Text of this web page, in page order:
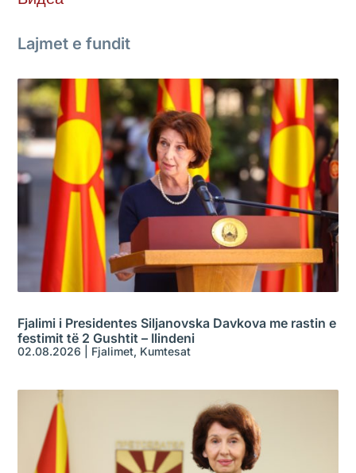
Lajmet e fundit
Fjalimi i Presidentes Siljanovska Davkova me rastin e
festimit të 2 Gushtit – Ilindeni
02.08.2026 Fjalimet, Kumtesat